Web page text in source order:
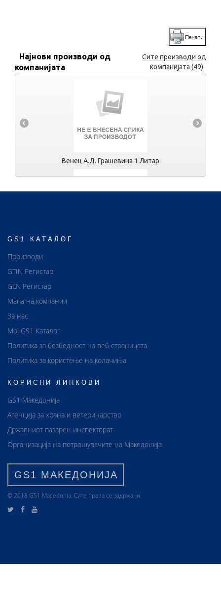
Најнови производи од
компанијата
Сите производи од
компанијата (49)
Венец А.Д. Грашевина 1 Литар
GS1 КАТАЛОГ
Производи
GTIN Регистар
GLN Регистар
Мапа на компании
За нас
Мој GS1 Каталог
Политика за безбедност на веб страницата
Политика за користење на колачиња
КОРИСНИ ЛИНКОВИ
GS1 Македонија
Агенција за храна и ветеринарство
Државниот пазарен инспекторат
Организација на потрошувачите на Македонија
GS1 МАКЕДОНИЈА
© 2018 GS1 Маcedonia. Сите права се задржани.